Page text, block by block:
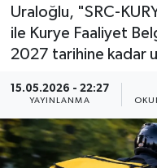
Uraloğlu, "SRC-
ile Kurye Faaliyet
2027 tarihine kadar
15.05.2026 - 22:27
YAYINLANMA
MAGAZİN
KÜLTÜR SANAT
SAĞLIK
BİLİM VE
Son Dakika
Haber Arşivi